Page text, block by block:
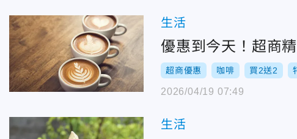
生活
優惠到今天！超商
超商優惠 咖啡 買2送2
2026/04/19 07:49
生活